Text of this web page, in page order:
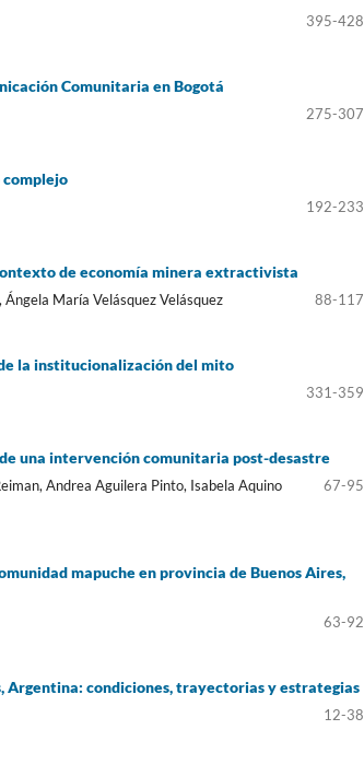
395-428
Comunitaria en Bogotá
275-307
192-233
de economía minera extractivista
María Velásquez Velásquez
88-117
la institucionalización del mito
331-359
una intervención comunitaria post-desastre
Andrea Aguilera Pinto, Isabela Aquino
67-95
mapuche en provincia de Buenos Aires,
63-92
Argentina: condiciones, trayectorias y estrategias
12-38